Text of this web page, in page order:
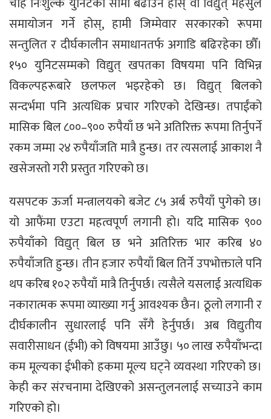
समायोजन गर्ने होस्, हामी जिम्मेवार सरकारको रूपमा
सन्तुलित र दीर्घकालीन समाधानतर्फ अगाडि बढिरहेका छौँ।
१५० युनिटसम्मको विद्युत् खपतका विषयमा पनि विभिन्न
विकल्पहरूबारे छलफल भइरहेको छ। विद्युत् बिलको
सन्दर्भमा पनि अत्यधिक प्रचार गरिएको देखिन्छ। तपाईंको
मासिक बिल ८००–९०० रुपैयाँ छ भने अतिरिक्त रूपमा तिर्नुपर्ने
रकम जम्मा २४ रुपैयाँजति मात्रै हुन्छ। तर त्यसलाई आकाश नै
खसेजस्तो गरी प्रस्तुत गरिएको छ।
यसपटक ऊर्जा मन्त्रालयको बजेट ८५ अर्ब रुपैयाँ पुगेको छ।
यो आफैंमा एउटा महत्वपूर्ण लगानी हो। यदि मासिक ९००
रुपैयाँको विद्युत् बिल छ भने अतिरिक्त भार करिब ४०
रुपैयाँजति हुन्छ। तीन हजार रुपैयाँ बिल तिर्ने उपभोक्ताले पनि
थप करिब १०२ रुपैयाँ मात्रै तिर्नुपर्छ। त्यसैले यसलाई अत्यधिक
नकारात्मक रूपमा व्याख्या गर्नु आवश्यक छैन। ठूलो लगानी र
दीर्घकालीन सुधारलाई पनि सँगै हेर्नुपर्छ। अब विद्युतीय
सवारीसाधन (ईभी) को विषयमा आउँछु। ५० लाख रुपैयाँभन्दा
कम मूल्यका ईभीको हकमा मूल्य घट्ने व्यवस्था गरिएको छ।
केही कर संरचनामा देखिएको असन्तुलनलाई सच्याउने काम
गरिएको हो।